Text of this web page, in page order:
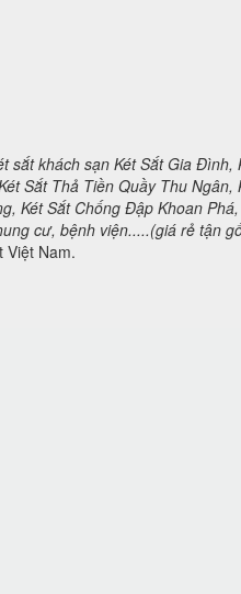
sắt khách sạn Két Sắt Gia Đình,
Sắt Thả Tiền Quầy Thu Ngân,
Két Sắt Chống Đập Khoan
cư, bệnh viện.....(giá rẻ tận
Việt Nam.